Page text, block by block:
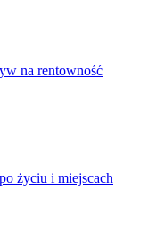
na rentowność
życiu i miejscach